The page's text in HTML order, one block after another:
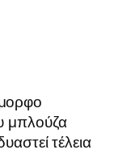
μπλούζα
τέλεια